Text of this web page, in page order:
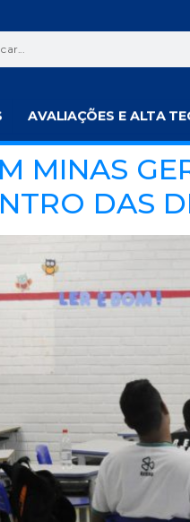
AVALIAÇÕES E ALTA
MINAS
DAS